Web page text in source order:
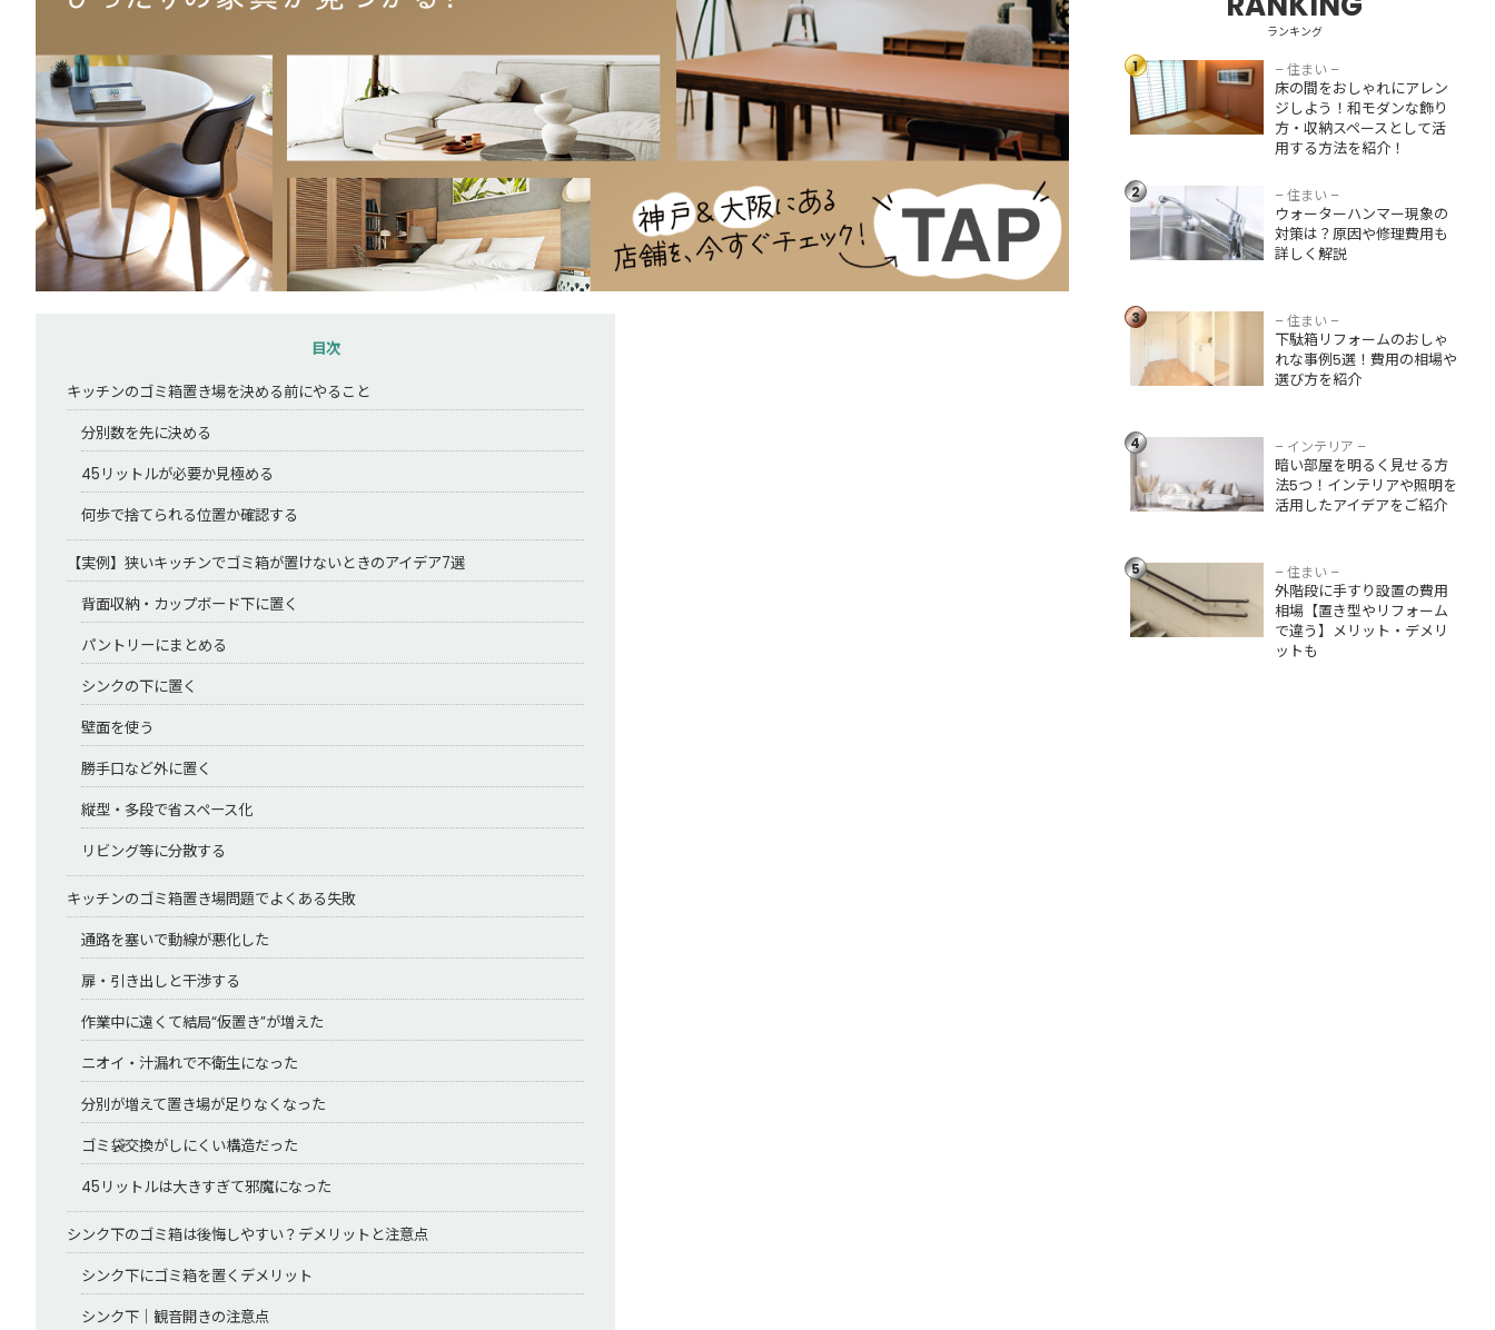
目次
キッチンのゴミ箱置き場を決める前にやること
分別数を先に決める
45リットルが必要か見極める
何歩で捨てられる位置か確認する
【実例】狭いキッチンでゴミ箱が置けないときのアイデア7選
背面収納・カップボード下に置く
パントリーにまとめる
シンクの下に置く
壁面を使う
勝手口など外に置く
縦型・多段で省スペース化
リビング等に分散する
キッチンのゴミ箱置き場問題でよくある失敗
通路を塞いで動線が悪化した
扉・引き出しと干渉する
作業中に遠くて結局“仮置き”が増えた
ニオイ・汁漏れで不衛生になった
分別が増えて置き場が足りなくなった
ゴミ袋交換がしにくい構造だった
45リットルは大きすぎて邪魔になった
シンク下のゴミ箱は後悔しやすい？デメリットと注意点
シンク下にゴミ箱を置くデメリット
シンク下｜観音開きの注意点
ランキング
1
り方・収納スペー
スとして活用する
方法を紹介！
– 住まい –
床の間をおしゃれにアレン
ジしよう！和モダンな飾り
方・収納スペースとして活
用する方法を紹介！
2
原因や修理費用も
詳しく解説
– 住まい –
ウォーターハンマー現象の
対策は？原因や修理費用も
詳しく解説
3
選！費用の相場や
選び方を紹介
– 住まい –
下駄箱リフォームのおしゃ
れな事例5選！費用の相場や
選び方を紹介
4
暗い部屋を明るく
ンテリアや照明を
活用したアイデア
をご紹介
– インテリア –
暗い部屋を明るく見せる方
法5つ！インテリアや照明を
活用したアイデアをご紹介
5
外階段に手すり設
き型やリフォーム
で違う】メリッ
ト・デメリットも
– 住まい –
外階段に手すり設置の費用
相場【置き型やリフォーム
で違う】メリット・デメリ
ットも